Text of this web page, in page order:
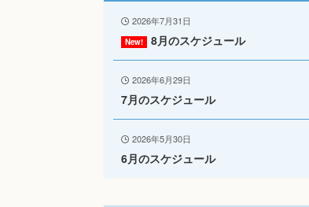
2026年7月31日
8月のスケジュール
2026年6月29日
7月のスケジュール
2026年5月30日
6月のスケジュール